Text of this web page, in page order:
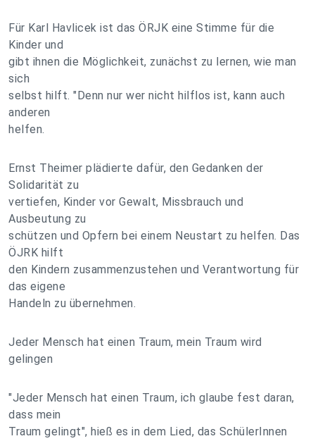
Für Karl Havlicek ist das ÖRJK eine Stimme für die
Kinder und
gibt ihnen die Möglichkeit, zunächst zu lernen, wie man
sich
selbst hilft. "Denn nur wer nicht hilflos ist, kann auch
anderen
helfen.
Ernst Theimer plädierte dafür, den Gedanken der
Solidarität zu
vertiefen, Kinder vor Gewalt, Missbrauch und
Ausbeutung zu
schützen und Opfern bei einem Neustart zu helfen. Das
ÖJRK hilft
den Kindern zusammenzustehen und Verantwortung für
das eigene
Handeln zu übernehmen.
Jeder Mensch hat einen Traum, mein Traum wird
gelingen
"Jeder Mensch hat einen Traum, ich glaube fest daran,
dass mein
Traum gelingt", hieß es in dem Lied, das SchülerInnen